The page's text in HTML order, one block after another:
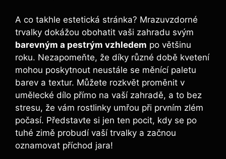
A co takhle estetická stránka? Mrazuvzdorné
trvalky dokážou obohatit vaši zahradu svým
barevným a pestrým vzhledem po většinu
roku. Nezapomeňte, že díky různé době kvetení
mohou poskytnout neustále se měnící paletu
barev a textur. Můžete rozkvět proměnit v
umělecké dílo přímo na vaší zahradě, a to bez
stresu, že vám rostlinky umřou při prvním zlém
počasí. Představte si jen ten pocit, kdy se po
tuhé zimě probudí vaší trvalky a začnou
oznamovat příchod jara!